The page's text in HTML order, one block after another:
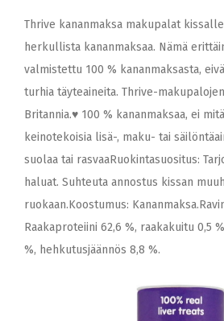
Thrive kananmaksa makupalat
herkullista kananmaksaa. Nämä
valmistettu 100 % kananmaksasta,
turhia täyteaineita. Thrive-
Britannia.♥ 100 % kananmaksaa, ei
keinotekoisia lisä-, maku- tai
suolaa tai rasvaaRuokintasuositus:
haluat. Suhteuta annostus kissan
ruokaan.Koostumus:
Raakaproteiini 62,6 %, raakakuitu 0,5
%, hehkutusjäännös 8,8 %.